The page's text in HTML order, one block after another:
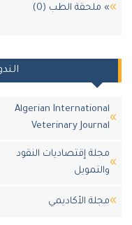
الطب (0)
الندوات
Algerian
Veterinary
إقتصاديات النقود
اﻷكاديمي